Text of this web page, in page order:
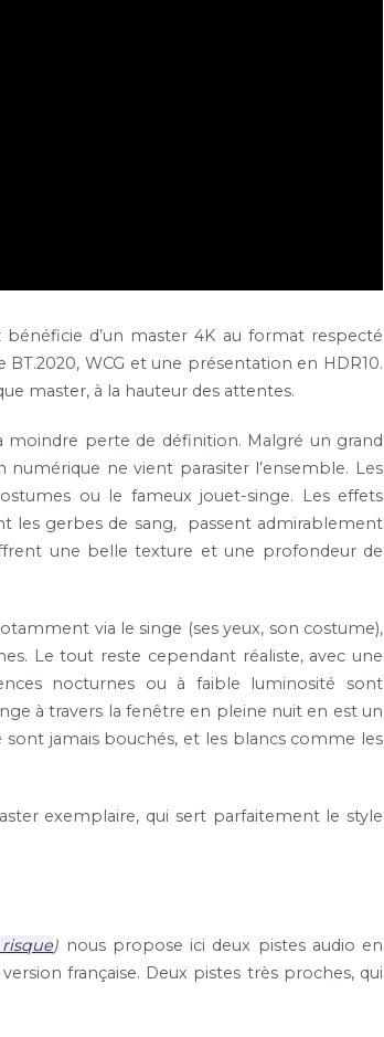
d’un master 4K au format respecté
BT.2020, WCG et une présentation en HDR10.
master, à la hauteur des attentes.
moindre perte de définition. Malgré un grand
ne vient parasiter l’ensemble. Les
ou le fameux jouet-singe. Les effets
les gerbes de sang, passent admirablement
une belle texture et une profondeur de
via le singe (ses yeux, son costume),
Le tout reste cependant réaliste, avec une
nocturnes ou à faible luminosité sont
à travers la fenêtre en pleine nuit en est un
jamais bouchés, et les blancs comme les
exemplaire, qui sert parfaitement le style
) nous propose ici deux pistes audio en
française. Deux pistes très proches, qui